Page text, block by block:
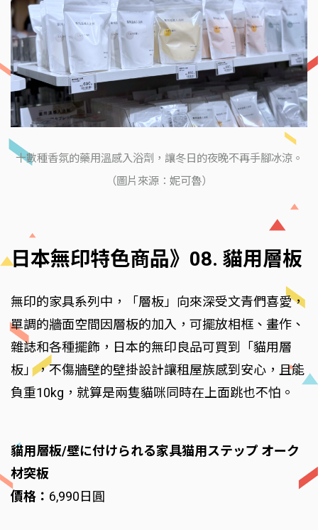
十數種香氛的藥用溫感入浴劑，讓冬日的夜晚不再手腳冰涼。
（圖片來源：妮可魯）
日本無印特色商品》08. 貓用層板
無印的家具系列中，「層板」向來深受文青們喜愛，
單調的牆面空間因層板的加入，可擺放相框、畫作、
雜誌和各種擺飾，日本的無印良品可買到「貓用層
板」，不傷牆壁的壁掛設計讓租屋族感到安心，且能
負重10kg，就算是兩隻貓咪同時在上面跳也不怕。
貓用層板/壁に付けられる家具猫用ステップ オーク
材突板
價格： 6,990日圓